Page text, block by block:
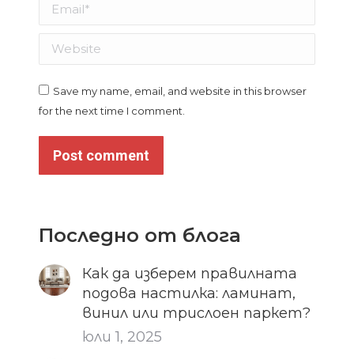
Website
Save my name, email, and website in this browser
for the next time I comment.
Post comment
Последно от блога
Как да изберем правилната
подова настилка: ламинат,
винил или трислоен паркет?
юли 1, 2025